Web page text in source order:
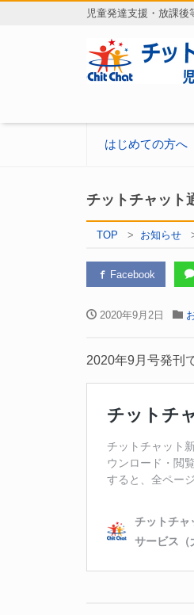
児童発達支援・放課後
はじめての方へ
チットチャット
TOP お知らせ
Facebook
2020年9月2日
2020年9月号発刊